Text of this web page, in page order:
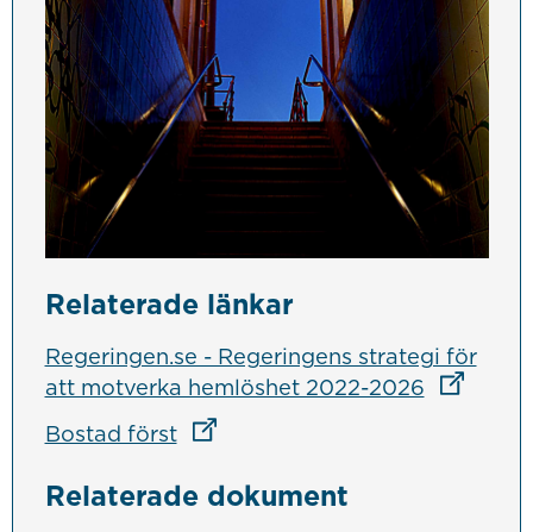
Relaterade länkar
Regeringen.se - Regeringens strategi för
att motverka hemlöshet 2022-2026Länk till
Bostad förstLänk till annan webbplats
Relaterade dokument